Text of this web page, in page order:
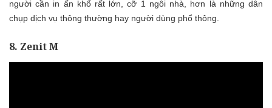
người cần in ấn khổ rất lớn, cỡ 1 ngôi nhà, hơn là những dân
chụp dịch vụ thông thường hay người dùng phổ thông.
8. Zenit M